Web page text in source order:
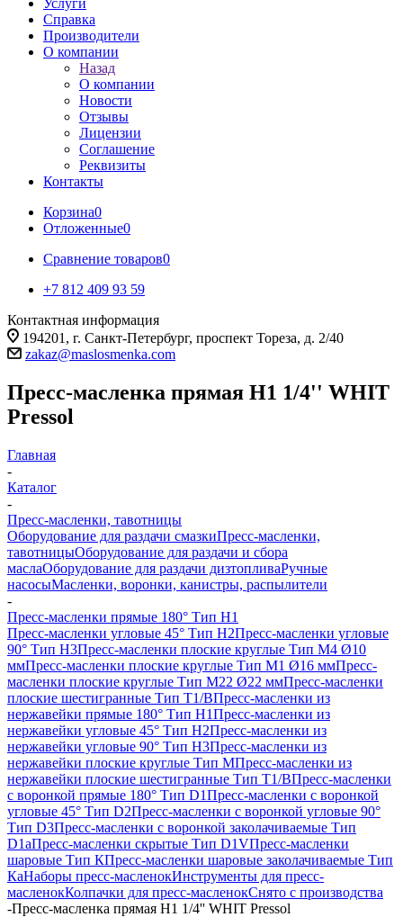
Услуги
Справка
Производители
О компании
Назад
О компании
Новости
Отзывы
Лицензии
Соглашение
Реквизиты
Контакты
Корзина0
Отложенные0
Сравнение товаров0
+7 812 409 93 59
Контактная информация
194201, г. Санкт-Петербург, проспект Тореза, д. 2/40
zakaz@maslosmenka.com
Пресс-масленка прямая H1 1/4'' WHIT
Pressol
Главная
-
Каталог
-
Пресс-масленки, тавотницы
Оборудование для раздачи смазкиПресс-масленки,
тавотницыОборудование для раздачи и сбора
маслаОборудование для раздачи дизтопливаРучные
насосыМасленки, воронки, канистры, распылители
-
Пресс-масленки прямые 180° Тип H1
Пресс-масленки угловые 45° Тип H2Пресс-масленки угловые
90° Тип H3Пресс-масленки плоские круглые Тип M4 Ø10
ммПресс-масленки плоские круглые Тип M1 Ø16 ммПресс-
масленки плоские круглые Тип M22 Ø22 ммПресс-масленки
плоские шестигранные Тип T1/BПресс-масленки из
нержавейки прямые 180° Тип H1Пресс-масленки из
нержавейки угловые 45° Тип H2Пресс-масленки из
нержавейки угловые 90° Тип H3Пресс-масленки из
нержавейки плоские круглые Тип MПресс-масленки из
нержавейки плоские шестигранные Тип T1/BПресс-масленки
с воронкой прямые 180° Тип D1Пресс-масленки с воронкой
угловые 45° Тип D2Пресс-масленки с воронкой угловые 90°
Тип D3Пресс-масленки с воронкой заколачиваемые Тип
D1aПресс-масленки скрытые Тип D1VПресс-масленки
шаровые Тип КПресс-масленки шаровые заколачиваемые Тип
КaНаборы пресс-масленокИнструменты для пресс-
масленокКолпачки для пресс-масленокСнято с производства
-Пресс-масленка прямая H1 1/4'' WHIT Pressol